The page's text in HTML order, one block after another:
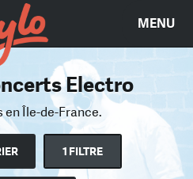
MENU
Electro
en Île-de-France.
bon concert
en Île-de-France.
1 FILTRE